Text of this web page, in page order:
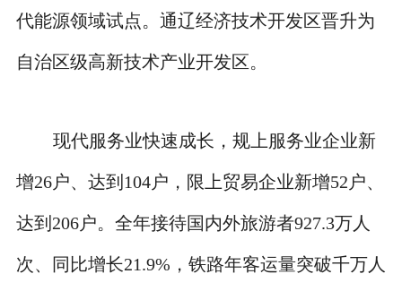
代能源领域试点。通辽经济技术开发区晋升为
自治区级高新技术产业开发区。
现代服务业快速成长，规上服务业企业新
增26户、达到104户，限上贸易企业新增52户、
达到206户。全年接待国内外旅游者927.3万人
次、同比增长21.9%，铁路年客运量突破千万人